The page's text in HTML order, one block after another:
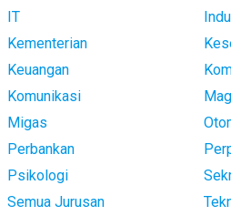
IT
Kementerian
Keuangan
Komunikasi
Migas
Perbankan
Psikologi
Semua Jurusan